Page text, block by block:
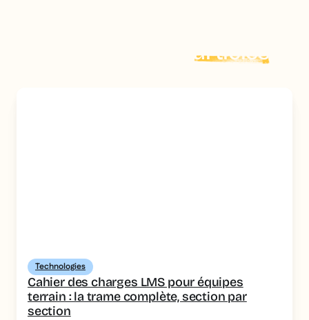
articles
Technologies
Cahier des charges LMS pour équipes
terrain : la trame complète, section par
section